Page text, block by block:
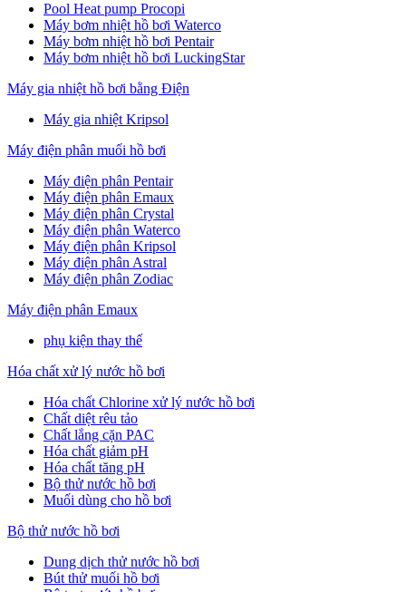
Pool Heat pump Procopi
Máy bơm nhiệt hồ bơi Waterco
Máy bơm nhiệt hồ bơi Pentair
Máy bơm nhiệt hồ bơi LuckingStar
Máy gia nhiệt hồ bơi bằng Điện
Máy gia nhiệt Kripsol
Máy điện phân muối hồ bơi
Máy điện phân Pentair
Máy điện phân Emaux
Máy điện phân Crystal
Máy điện phân Waterco
Máy điện phân Kripsol
Máy điện phân Astral
Máy điện phân Zodiac
Máy điện phân Emaux
phụ kiện thay thế
Hóa chất xử lý nước hồ bơi
Hóa chất Chlorine xử lý nước hồ bơi
Chất diệt rêu tảo
Chất lắng cặn PAC
Hóa chất giảm pH
Hóa chất tăng pH
Bộ thử nước hồ bơi
Muối dùng cho hồ bơi
Bộ thử nước hồ bơi
Dung dịch thử nước hồ bơi
Bút thử muối hồ bơi